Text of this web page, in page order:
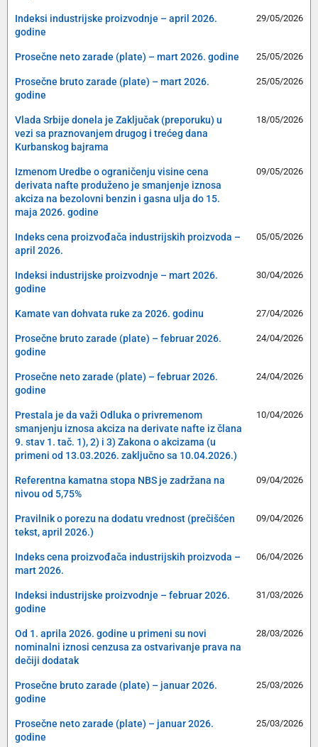
Indeksi industrijske proizvodnje – april 2026.
godine
29/05/2026
Prosečne neto zarade (plate) – mart 2026. godine 25/05/2026
Prosečne bruto zarade (plate) – mart 2026.
godine
25/05/2026
Vlada Srbije donela je Zaključak (preporuku) u
vezi sa praznovanjem drugog i trećeg dana
Kurbanskog bajrama
18/05/2026
Izmenom Uredbe o ograničenju visine cena
derivata nafte produženo je smanjenje iznosa
akciza na bezolovni benzin i gasna ulja do 15.
maja 2026. godine
09/05/2026
Indeks cena proizvođača industrijskih proizvoda –
april 2026.
05/05/2026
Indeksi industrijske proizvodnje – mart 2026.
godine
30/04/2026
Kamate van dohvata ruke za 2026. godinu 27/04/2026
Prosečne bruto zarade (plate) – februar 2026.
godine
24/04/2026
Prosečne neto zarade (plate) – februar 2026.
godine
24/04/2026
Prestala je da važi Odluka o privremenom
smanjenju iznosa akciza na derivate nafte iz člana
9. stav 1. tač. 1), 2) i 3) Zakona o akcizama (u
primeni od 13.03.2026. zaključno sa 10.04.2026.)
10/04/2026
Referentna kamatna stopa NBS je zadržana na
nivou od 5,75%
09/04/2026
Pravilnik o porezu na dodatu vrednost (prečišćen
tekst, april 2026.)
09/04/2026
Indeks cena proizvođača industrijskih proizvoda –
mart 2026.
06/04/2026
Indeksi industrijske proizvodnje – februar 2026.
godine
31/03/2026
Od 1. aprila 2026. godine u primeni su novi
nominalni iznosi cenzusa za ostvarivanje prava na
dečiji dodatak
28/03/2026
Prosečne bruto zarade (plate) – januar 2026.
godine
25/03/2026
Prosečne neto zarade (plate) – januar 2026.
godine
25/03/2026